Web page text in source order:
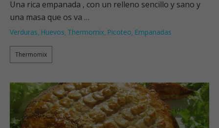
Una rica empanada , con un relleno sencillo y sano y
una masa que os va …
Verduras, Huevos, Thermomix, Picoteo, Empanadas
Thermomix